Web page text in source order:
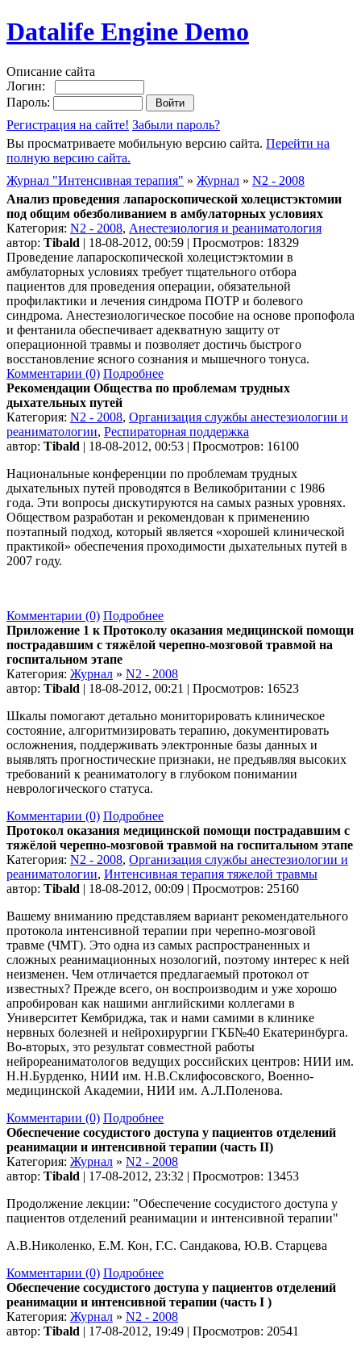
Datalife Engine Demo
Описание сайта
Логин:
Пароль:
Регистрация на сайте! Забыли пароль?
Вы просматриваете мобильную версию сайта. Перейти на
полную версию сайта.
Журнал "Интенсивная терапия" » Журнал » N2 - 2008
Анализ проведения лапароскопической холецистэктомии
под общим обезболиванием в амбулаторных условиях
Категория: N2 - 2008, Анестезиология и реаниматология
автор: Tibald | 18-08-2012, 00:59 | Просмотров: 18329
Проведение лапароскопической холецистэктомии в
амбулаторных условиях требует тщательного отбора
пациентов для проведения операции, обязательной
профилактики и лечения синдрома ПОТР и болевого
синдрома. Анестезиологическое пособие на основе пропофола
и фентанила обеспечивает адекватную защиту от
операционной травмы и позволяет достичь быстрого
восстановление ясного сознания и мышечного тонуса.
Комментарии (0) Подробнее
Рекомендации Общества по проблемам трудных
дыхательных путей
Категория: N2 - 2008, Организация службы анестезиологии и
реаниматологии, Респираторная поддержка
автор: Tibald | 18-08-2012, 00:53 | Просмотров: 16100
Национальные конференции по проблемам трудных
дыхательных путей проводятся в Великобритании с 1986
года. Эти вопросы дискутируются на самых разных уровнях.
Обществом разработан и рекомендован к применению
поэтапный подход, который является «хорошей клинической
практикой» обеспечения проходимости дыхательных путей в
2007 году.
Комментарии (0) Подробнее
Приложение 1 к Протоколу оказания медицинской помощи
пострадавшим с тяжёлой черепно-мозговой травмой на
госпитальном этапе
Категория: Журнал » N2 - 2008
автор: Tibald | 18-08-2012, 00:21 | Просмотров: 16523
Шкалы помогают детально мониторировать клиническое
состояние, алгоритмизировать терапию, документировать
осложнения, поддерживать электронные базы данных и
выявлять прогностические признаки, не предъявляя высоких
требований к реаниматологу в глубоком понимании
неврологического статуса.
Комментарии (0) Подробнее
Протокол оказания медицинской помощи пострадавшим с
тяжёлой черепно-мозговой травмой на госпитальном этапе
Категория: N2 - 2008, Организация службы анестезиологии и
реаниматологии, Интенсивная терапия тяжелой травмы
автор: Tibald | 18-08-2012, 00:09 | Просмотров: 25160
Вашему вниманию представляем вариант рекомендательного
протокола интенсивной терапии при черепно-мозговой
травме (ЧМТ). Это одна из самых распространенных и
сложных реанимационных нозологий, поэтому интерес к ней
неизменен. Чем отличается предлагаемый протокол от
известных? Прежде всего, он воспроизводим и уже хорошо
апробирован как нашими английскими коллегами в
Университет Кембриджа, так и нами самими в клинике
нервных болезней и нейрохирургии ГКБ№40 Екатеринбурга.
Во-вторых, это результат совместной работы
нейрореаниматологов ведущих российских центров: НИИ им.
Н.Н.Бурденко, НИИ им. Н.В.Склифосовского, Военно-
медицинской Академии, НИИ им. А.Л.Поленова.
Комментарии (0) Подробнее
Обеспечение сосудистого доступа у пациентов отделений
реанимации и интенсивной терапии (часть II)
Категория: Журнал » N2 - 2008
автор: Tibald | 17-08-2012, 23:32 | Просмотров: 13453
Продолжение лекции: "Обеспечение сосудистого доступа у
пациентов отделений реанимации и интенсивной терапии"
А.В.Николенко, Е.М. Кон, Г.С. Сандакова, Ю.В. Старцева
Комментарии (0) Подробнее
Обеспечение сосудистого доступа у пациентов отделений
реанимации и интенсивной терапии (часть I )
Категория: Журнал » N2 - 2008
автор: Tibald | 17-08-2012, 19:49 | Просмотров: 20541